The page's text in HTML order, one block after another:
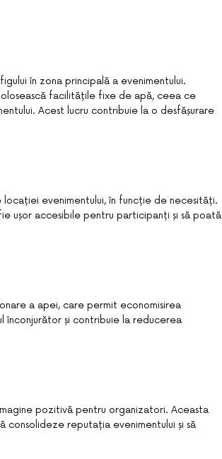
în zona principală a evenimentului.
facilitățile fixe de apă, ceea ce
Acest lucru contribuie la o desfășurare
evenimentului, în funcție de necesități.
ușor accesibile pentru participanți și să poată
a apei, care permit economisirea
înconjurător și contribuie la reducerea
pozitivă pentru organizatori. Aceasta
consolideze reputația evenimentului și să